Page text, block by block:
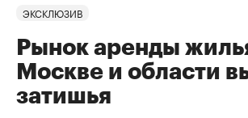
ЭКСКЛЮЗИВ
Рынок аренды
Москве и области
затишья